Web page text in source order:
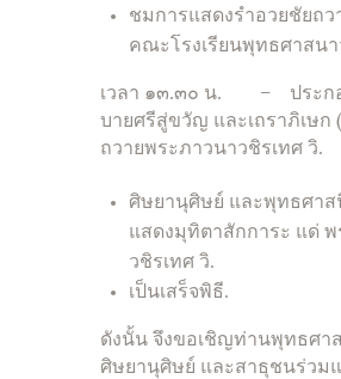
ชมการแสดงรำอวยชัยถว
คณะโรงเรียนพุทธศาสน
เวลา ๑๓.๓๐ น. – ประก
บายศรีสู่ขวัญ และเถราภิเษก
ถวายพระภาวนาวชิรเทศ วิ.
ศิษยานุศิษย์ และพุทธศา
แสดงมุทิตาสักการะ แด่ พ
วชิรเทศ วิ.
เป็นเสร็จพิธี.
ดังนั้น จึงขอเชิญท่านพุทธศา
ศิษยานุศิษย์ และสาธุชนร่วม